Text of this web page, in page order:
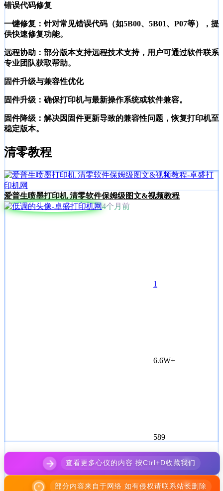
错误代码修复
一键修复：针对常见错误代码（如5B00、5B01、P07等），提
供快速修复功能。
远程协助：部分版本支持远程技术支持，用户可通过软件联系
专业团队获取帮助。
固件升级与兼容性优化
固件升级：确保打印机与最新操作系统或软件兼容。
固件降级：解决因固件更新导致的兼容性问题，恢复打印机至
稳定版本。
清零教程
爱普生喷墨打印机 清零软件保姆级图文&视频教程
4个月前
1
6.6W+
589
查看更多心仪的内容 按Ctrl+D收藏我们
部分内容来自于网络 如有侵权请联系站长删除